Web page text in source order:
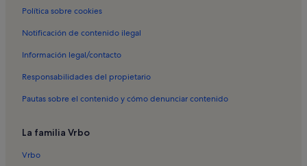
Alquileres vacacionales en Le Porge
Alquileres vacacionales en Aqua Relax
Alquileres vacacionales en Playa del Domaine Résidentiel Naturista
La Jenny
Alquileres vacacionales en Reserva natural del estanque de
Política sobre cookies
Notificación de contenido ilegal
Información legal/contacto
Responsabilidades del propietario
Pautas sobre el contenido y cómo denunciar contenido
La familia Vrbo
Vrbo